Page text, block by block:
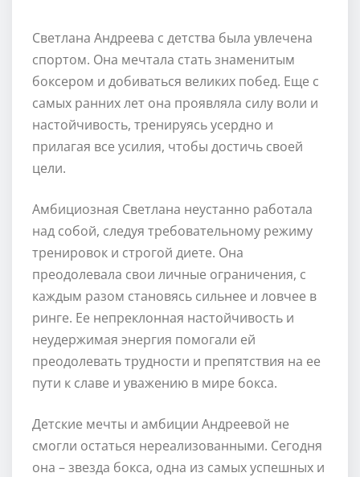
Светлана Андреева с детства была увлечена
спортом. Она мечтала стать знаменитым
боксером и добиваться великих побед. Еще с
самых ранних лет она проявляла силу воли и
настойчивость, тренируясь усердно и
прилагая все усилия, чтобы достичь своей
цели.
Амбициозная Светлана неустанно работала
над собой, следуя требовательному режиму
тренировок и строгой диете. Она
преодолевала свои личные ограничения, с
каждым разом становясь сильнее и ловчее в
ринге. Ее непреклонная настойчивость и
неудержимая энергия помогали ей
преодолевать трудности и препятствия на ее
пути к славе и уважению в мире бокса.
Детские мечты и амбиции Андреевой не
смогли остаться нереализованными. Сегодня
она – звезда бокса, одна из самых успешных и